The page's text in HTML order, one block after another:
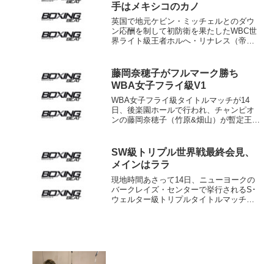
手はメキシコのカノ
英国で地元ケビン・ミッチェルとのダウ
ン応酬を制して初防衛を果たしたWBC世
界ライト級王者ホルへ・リナレス（帝
キシコ）。試合は10月10日カラカスのポ
リエドロ・アリー...
藤岡奈穂子がフルマーク勝ち
WBA女子フライ級V1
WBA女子フライ級タイトルマッチが14
日、後楽園ホールで行われ、チャンピオ
ンの藤岡奈穂子（竹原&畑山）が暫定王者
に成功した。 昨年12月に男女を通じて
日本選手初の...
SW級トリプル世界戦最終会見、
メインはララ
現地時間あさって14日、ニューヨークの
バークレイズ・センターで挙行されるS･
ウェルター級トリプルタイトルマッチの